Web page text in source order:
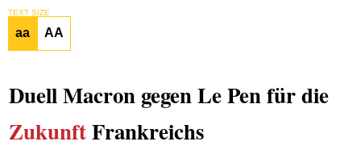
TEXT SIZE
aa AA
Duell Macron gegen Le Pen für die
ZukunftFrankreichs